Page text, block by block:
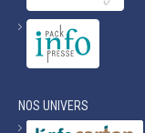
NOS UNIVERS